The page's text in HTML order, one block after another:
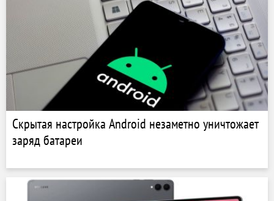
Скрытая настройка Android незаметно уничтожает
заряд батареи